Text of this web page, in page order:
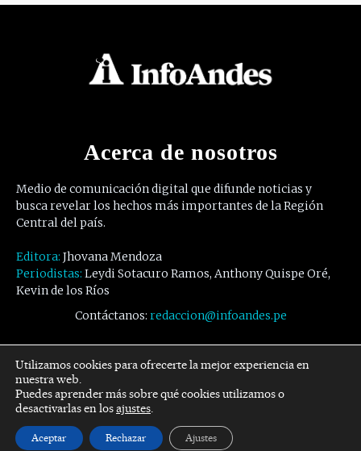
Acerca de nosotros
Medio de comunicación digital que difunde noticias y
busca revelar los hechos más importantes de la Región
Central del país.
Editora: Jhovana Mendoza
Periodistas: Leydi Sotacuro Ramos, Anthony Quispe Oré,
Kevin de los Ríos
Contáctanos: redaccion@infoandes.pe
Síguenos
Facebook Twitter Youtube
Utilizamos cookies para ofrecerte la mejor experiencia en
nuestra web.
Puedes aprender más sobre qué cookies utilizamos o
desactivarlas en losajustes.
Aceptar Rechazar Ajustes